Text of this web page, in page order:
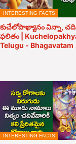
INTERESTING FACTS
కుచేలోపాఖ్యానం విన్నా,
ఫలితం |
Telugu - Bhagavatam
INTERESTING FACTS